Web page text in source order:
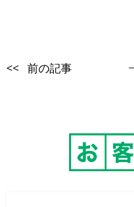
<< 前の記事